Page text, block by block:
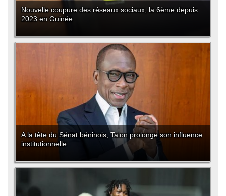
Nouvelle coupure des réseaux sociaux, la 6ème depuis
2023 en Guinée
A la tête du Sénat béninois, Talon prolonge son influence
institutionnelle